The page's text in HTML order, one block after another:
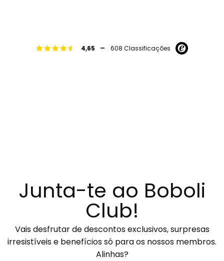
4,65 - 608 Classificações
Junta-te ao Boboli
Club!
Vais desfrutar de descontos exclusivos, surpresas
irresistíveis e benefícios só para os nossos membros.
Alinhas?